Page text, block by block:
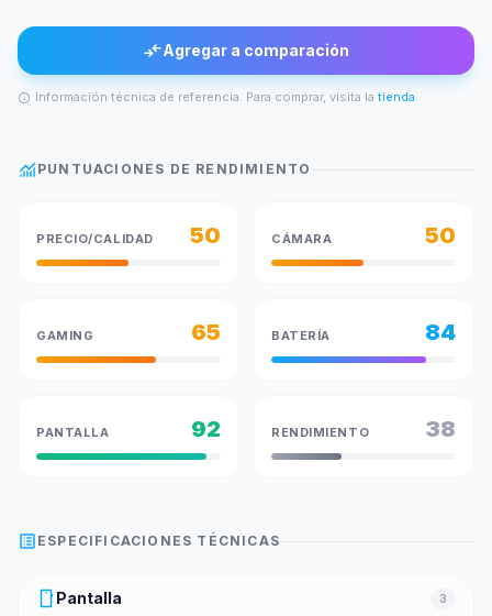
compare_arrowsAgregar a comparación
info Información técnica de referencia. Para comprar, visita la tienda.
monitoring PUNTUACIONES DE RENDIMIENTO
PRECIO/CALIDAD 50 CÁMARA 50
GAMING 65 BATERÍA 84
PANTALLA 92 RENDIMIENTO 38
list_alt ESPECIFICACIONES TÉCNICAS
smartphone Pantalla 3